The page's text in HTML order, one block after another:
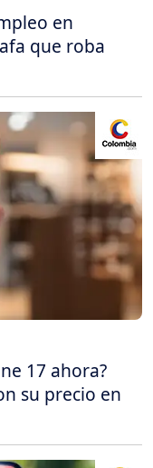
en
que roba
17 ahora?
su precio en